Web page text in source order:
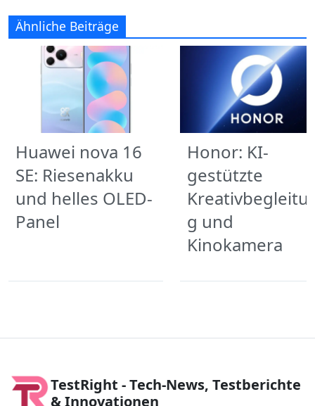
Ähnliche Beiträge
Huawei nova 16
SE: Riesenakku
und helles OLED-
Panel
Honor: KI-
gestützte
g und
Kinokamera
TestRight - Tech-News, Testberichte
& Innovationen